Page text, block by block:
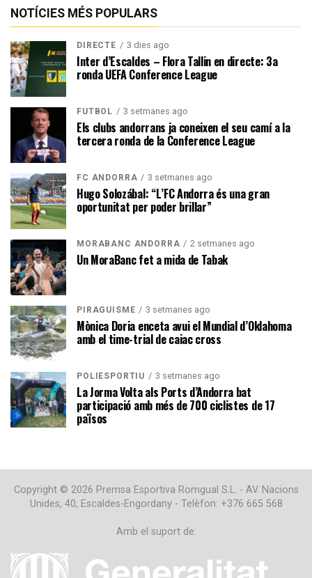
NOTÍCIES MÉS POPULARS
DIRECTE 3 dies ago
Inter d’Escaldes – Flora Tallin en directe: 3a
ronda UEFA Conference League
FUTBOL 3 setmanes ago
Els clubs andorrans ja coneixen el seu camí a la
tercera ronda de la Conference League
FC ANDORRA 3 setmanes ago
Hugo Solozábal: “L’FC Andorra és una gran
oportunitat per poder brillar”
MORABANC ANDORRA 2 setmanes ago
Un MoraBanc fet a mida de Tabak
PIRAGÜISME 3 setmanes ago
Mònica Doria enceta avui el Mundial d’Oklahoma
amb el time-trial de caiac cross
POLIESPORTIU 3 setmanes ago
La Jorma Volta als Ports d’Andorra bat
participació amb més de 700 ciclistes de 17
països
Copyright © 2026 Premsa Esportiva Romgual S.L. - AV. Nacions
Unides, 40, Escaldes-Engordany - Telèfon: +376 665 568
Amb el suport de: